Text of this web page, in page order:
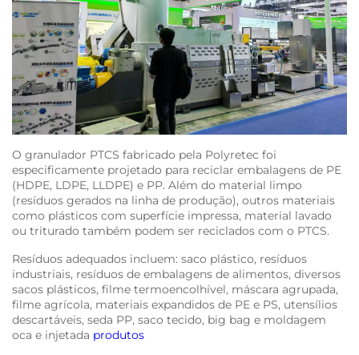
O granulador PTCS fabricado pela Polyretec foi
especificamente projetado para reciclar embalagens de PE
(HDPE, LDPE, LLDPE) e PP. Além do material limpo
(resíduos gerados na linha de produção), outros materiais
como plásticos com superfície impressa, material lavado
ou triturado também podem ser reciclados com o PTCS.
Resíduos adequados incluem: saco plástico, resíduos
industriais, resíduos de embalagens de alimentos, diversos
sacos plásticos, filme termoencolhível, máscara agrupada,
filme agrícola, materiais expandidos de PE e PS, utensílios
descartáveis, seda PP, saco tecido, big bag e moldagem
oca e injetada produtos